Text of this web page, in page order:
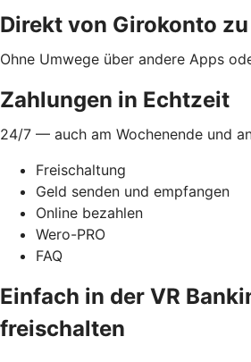
Direkt von Girokonto
Ohne Umwege über andere Apps
Zahlungen in Echtzeit
24/7 — auch am Wochenende und
Freischaltung
Geld senden und empfangen
Online bezahlen
Wero-PRO
FAQ
Einfach in der VR
freischalten